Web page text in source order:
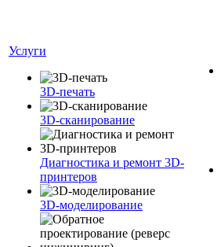
Услуги
3D-печать
3D-сканирование
Диагностика и ремонт 3D-
принтеров
3D-моделирование